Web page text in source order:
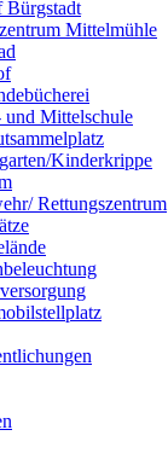
Bürgstadt
Mittelmühle
und Mittelschule
Kinderkrippe
Rettungszentrum